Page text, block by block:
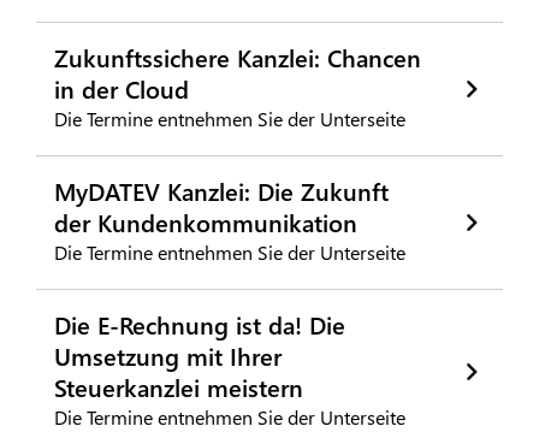
Zukunftssichere Kanzlei: Chancen
in der Cloud
Die Termine entnehmen Sie der Unterseite
MyDATEV Kanzlei: Die Zukunft
der Kundenkommunikation
Die Termine entnehmen Sie der Unterseite
Die E-Rechnung ist da! Die
Umsetzung mit Ihrer
Steuerkanzlei meistern
Die Termine entnehmen Sie der Unterseite